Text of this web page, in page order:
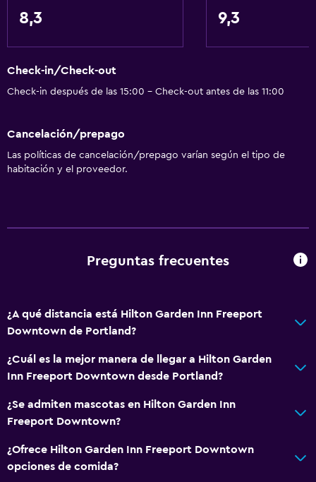
Comedor
Microondas
Restaurante
Bar/lounge
Nevera
Cafetera
Artículos de aseo gratis
Calefacción
Aire acondicionado
General
Zona de estar
Posibilidad de habitaciones conectadas
Teléfono
Cortina
8,3 9,3
Check-in/Check-out
Check-in después de las 15:00 - Check-out antes de las 11:00
Cancelación/prepago
Las políticas de cancelación/prepago varían según el tipo de
habitación y el proveedor.
Preguntas frecuentes
¿A qué distancia está Hilton Garden Inn Freeport
Downtown de Portland?
¿Cuál es la mejor manera de llegar a Hilton Garden
Inn Freeport Downtown desde Portland?
¿Se admiten mascotas en Hilton Garden Inn
Freeport Downtown?
¿Ofrece Hilton Garden Inn Freeport Downtown
opciones de comida?